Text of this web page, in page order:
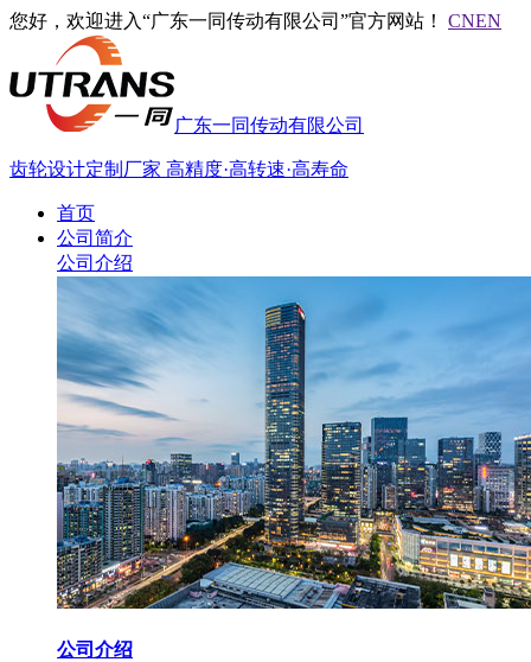
您好，欢迎进入“广东一同传动有限公司”官方网站！ CNEN
广东一同传动有限公司
齿轮设计定制厂家 高精度·高转速·高寿命
首页
公司简介
公司介绍
公司介绍